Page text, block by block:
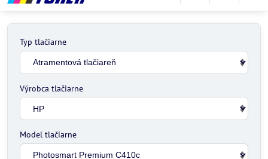
Typ tlačiarne
Výrobca tlačiarne
Model tlačiarne